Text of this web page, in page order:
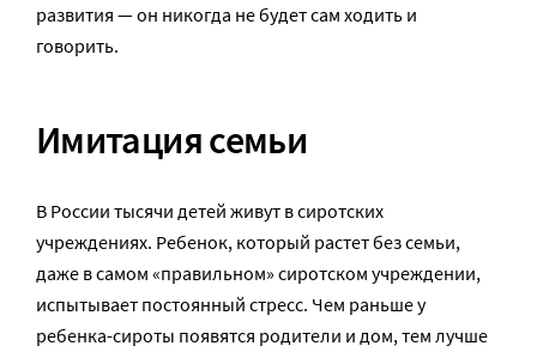
развития — он никогда не будет сам ходить и
говорить.
Имитация семьи
В России тысячи детей живут в сиротских
учреждениях. Ребенок, который растет без семьи,
даже в самом «правильном» сиротском учреждении,
испытывает постоянный стресс. Чем раньше у
ребенка-сироты появятся родители и дом, тем лучше